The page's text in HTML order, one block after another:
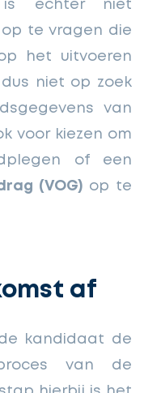
is echter niet
te vragen die
het uitvoeren
niet op zoek
van
voor kiezen om
of een
(VOG) op te
af
kandidaat de
van de